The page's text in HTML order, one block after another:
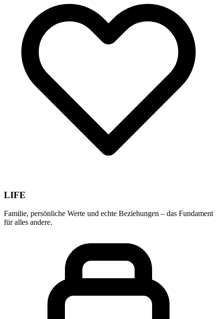
LIFE
Familie, persönliche Werte und echte Beziehungen – das Fundament
für alles andere.